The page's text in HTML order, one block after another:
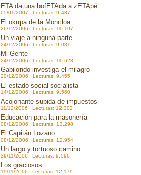
ETA da una bofETAda a zETApé
05/01/2007 Lecturas: 9.487
El okupa de la Moncloa
26/12/2006 Lecturas: 10.107
Un viaje a ninguna parte
24/12/2006 Lecturas: 9.081
Mi Gente
24/12/2006 Lecturas: 10.628
Gabilondo investiga el milagro
20/12/2006 Lecturas: 9.455
El estado social socialista
14/12/2006 Lecturas: 9.560
Acojonante subida de impuestos
11/12/2006 Lecturas: 12.302
Educación para la masonería
08/12/2006 Lecturas: 13.298
El Capitán Lozano
08/12/2006 Lecturas: 12.954
Un largo y tortuoso camino
29/11/2006 Lecturas: 9.096
Los graciosos
19/11/2006 Lecturas: 12.179